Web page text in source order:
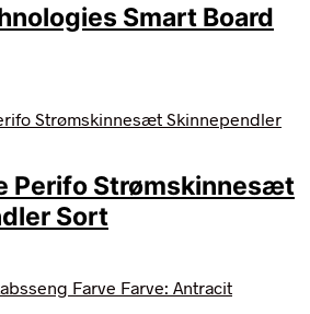
Smart Board
Perifo Strømskinnesæt
Sort